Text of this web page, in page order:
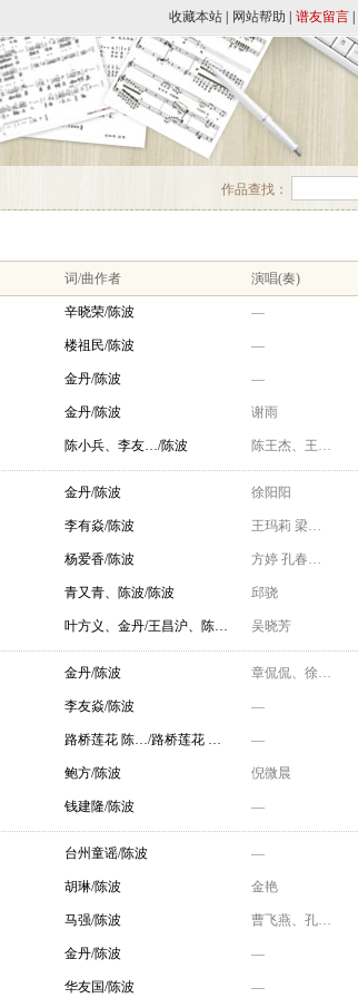
收藏本站 网站帮助 谱友留言
作品查找：
词/曲作者 演唱(奏)
辛晓荣/陈波 —
楼祖民/陈波 —
金丹/陈波 —
金丹/陈波 谢雨
陈小兵、李友…/陈波 陈王杰、王…
金丹/陈波 徐阳阳
李有焱/陈波 王玛莉 梁…
杨爱香/陈波 方婷 孔春…
青又青、陈波/陈波 邱骁
叶方义、金丹/王昌沪、陈… 吴晓芳
金丹/陈波 章侃侃、徐…
李友焱/陈波 —
路桥莲花 陈…/路桥莲花 … —
鲍方/陈波 倪微晨
钱建隆/陈波 —
台州童谣/陈波 —
胡琳/陈波 金艳
马强/陈波 曹飞燕、孔…
金丹/陈波 —
华友国/陈波 —